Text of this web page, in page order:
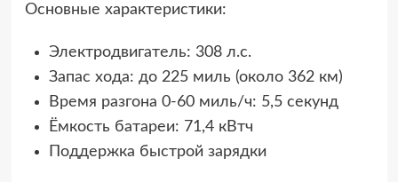
Основные характеристики:
Электродвигатель: 308 л.с.
Запас хода: до 225 миль (около 362 км)
Время разгона 0-60 миль/ч: 5,5 секунд
Ёмкость батареи: 71,4 кВтч
Поддержка быстрой зарядки